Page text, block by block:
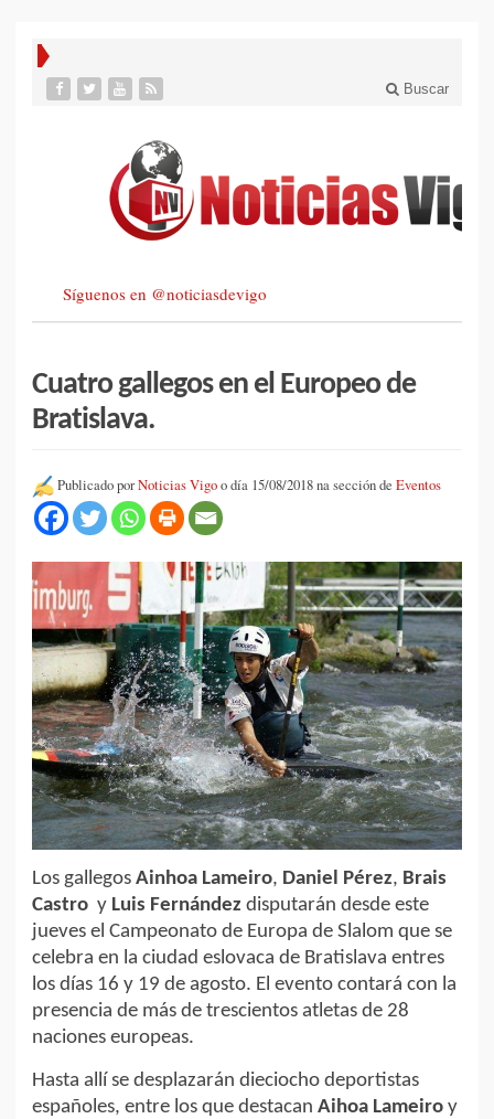
Buscar
Síguenos en @noticiasdevigo
Cuatro gallegos en el Europeo de
Bratislava.
Publicado porNoticias Vigoo día 15/08/2018 na sección de Eventos
Los gallegos Ainhoa Lameiro, Daniel Pérez, Brais
Castro y Luis Fernández disputarán desde este
jueves el Campeonato de Europa de Slalom que se
celebra en la ciudad eslovaca de Bratislava entres
los días 16 y 19 de agosto. El evento contará con la
presencia de más de trescientos atletas de 28
naciones europeas.
Hasta allí se desplazarán dieciocho deportistas
españoles, entre los que destacan Aihoa Lameiro y